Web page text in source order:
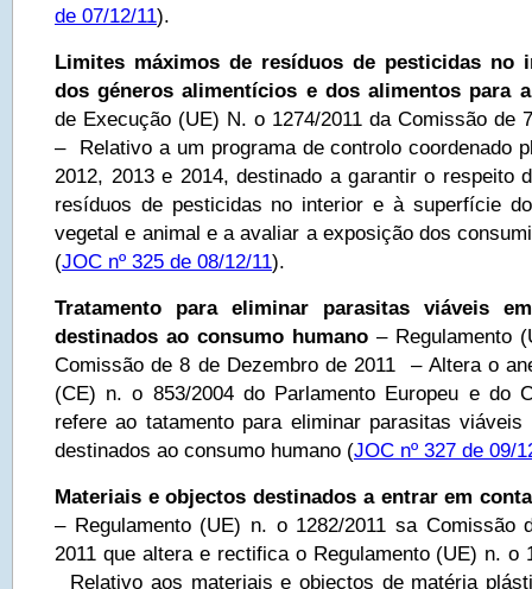
de 07/12/11).
Limites máximos de resíduos de pesticidas no
dos géneros alimentícios e dos alimentos para
de Execução (UE) N. o 1274/2011 da Comissão de
– Relativo a um programa de controlo coordenado
2012, 2013 e 2014, destinado a garantir o respeito
resíduos de pesticidas no interior e à superfície
vegetal e animal e a avaliar a exposição dos
(JOC nº 325 de 08/12/11).
Tratamento para eliminar parasitas viáveis
destinados ao consumo humano – Regulamento
Comissão de 8 de Dezembro de 2011 – Altera o
(CE) n. o 853/2004 do Parlamento Europeu e do
refere ao tatamento para eliminar parasitas
destinados ao consumo humano (JOC nº 327 de 09/
Materiais e objectos destinados a entrar em
– Regulamento (UE) n. o 1282/2011 sa Comissão
2011 que altera e rectifica o Regulamento (UE) n. o
Relativo aos materiais e objectos de matéria